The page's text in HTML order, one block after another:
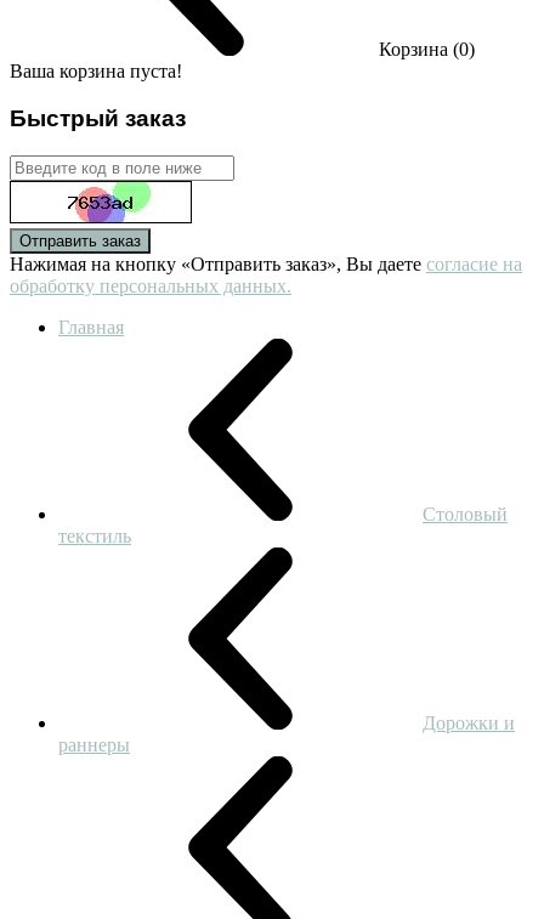
Корзина (0)
Ваша корзина пуста!
Быстрый заказ
Отправить заказ
Нажимая на кнопку «Отправить заказ», Вы даете согласие на
обработку персональных данных.
Главная
Столовый
текстиль
Дорожки и
раннеры